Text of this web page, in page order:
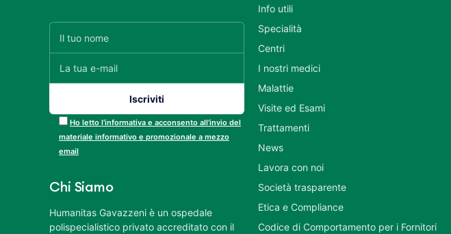
Ho letto l’informativa e acconsento all’invio del
materiale informativo e promozionale a mezzo
email
Chi Siamo
Humanitas Gavazzeni è un ospedale
polispecialistico privato accreditato con il
Info utili
Specialità
Centri
I nostri medici
Malattie
Visite ed Esami
Trattamenti
News
Lavora con noi
Società trasparente
Etica e Compliance
Codice di Comportamento per i Fornitori